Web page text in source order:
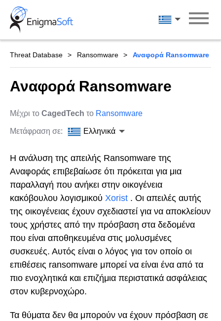
Skip
content
Ελληνικά
Threat Database Ransomware Αναφορά Ransomware
Αναφορά Ransomware
Μέχρι το CagedTech το Ransomware
Μετάφραση σε: Ελληνικά
Η ανάλυση της απειλής Ransomware της
Αναφοράς επιβεβαίωσε ότι πρόκειται για μια
παραλλαγή που ανήκει στην οικογένεια
κακόβουλου λογισμικού Xorist . Οι απειλές αυτής
της οικογένειας έχουν σχεδιαστεί για να αποκλείουν
τους χρήστες από την πρόσβαση στα δεδομένα
που είναι αποθηκευμένα στις μολυσμένες
συσκευές. Αυτός είναι ο λόγος για τον οποίο οι
επιθέσεις ransomware μπορεί να είναι ένα από τα
πιο ενοχλητικά και επιζήμια περιστατικά ασφάλειας
στον κυβερνοχώρο.
Τα θύματα δεν θα μπορούν να έχουν πρόσβαση σε